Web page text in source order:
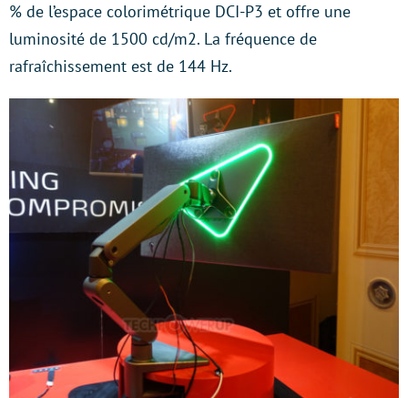
% de l’espace colorimétrique DCI-P3 et offre une
luminosité de 1500 cd/m2. La fréquence de
rafraîchissement est de 144 Hz.